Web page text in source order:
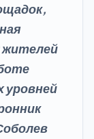
жителей